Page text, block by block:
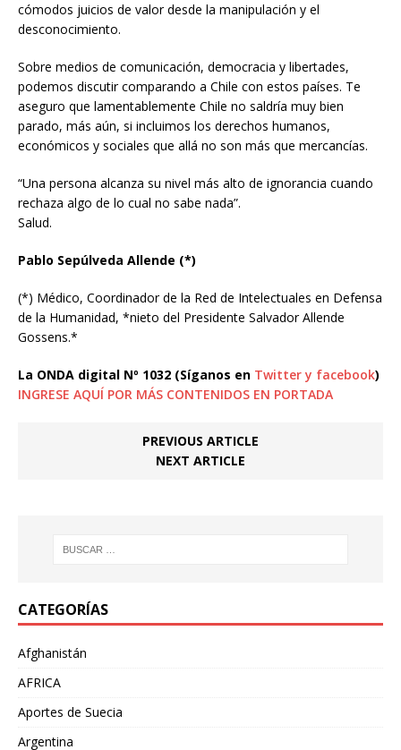
cómodos juicios de valor desde la manipulación y el
desconocimiento.
Sobre medios de comunicación, democracia y libertades,
podemos discutir comparando a Chile con estos países. Te
aseguro que lamentablemente Chile no saldría muy bien
parado, más aún, si incluimos los derechos humanos,
económicos y sociales que allá no son más que mercancías.
“Una persona alcanza su nivel más alto de ignorancia cuando
rechaza algo de lo cual no sabe nada”.
Salud.
Pablo Sepúlveda Allende (*)
(*) Médico, Coordinador de la Red de Intelectuales en Defensa
de la Humanidad, *nieto del Presidente Salvador Allende
Gossens.*
La ONDA digital Nº 1032 (Síganos en Twitter y facebook)
INGRESE AQUÍ POR MÁS CONTENIDOS EN PORTADA
PREVIOUS ARTICLE
NEXT ARTICLE
CATEGORÍAS
Afghanistán
AFRICA
Aportes de Suecia
Argentina